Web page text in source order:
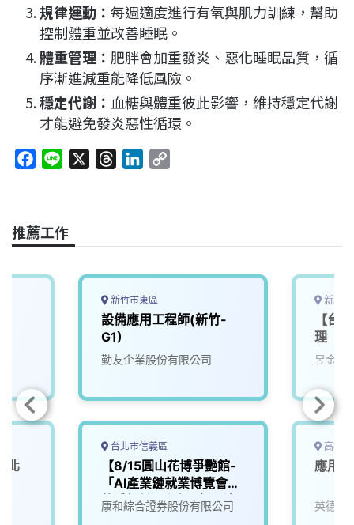
規律運動： 每週適度進行有氧與肌力訓練，幫助
控制體重並改善睡眠。
體重管理： 肥胖會加重發炎、惡化睡眠品質，循
序漸進減重能降低風險。
穩定代謝： 血糖與體重彼此影響，維持穩定代謝
才能避免發炎惡性循環。
e
b
o
a
s
e
I
n
L
n
推薦工作
北
新竹市東區
設備應用工程師(新竹-
G1)
勤友企業股份有限公司
台北市信義區
【8/15圓山花博爭艷館-
「AI產業鏈就業博覽會」
軟體設計工程師(應用科)
康和綜合證券股份有限公司
新北
【台
理
昱金生
高雄
應用
英德睿